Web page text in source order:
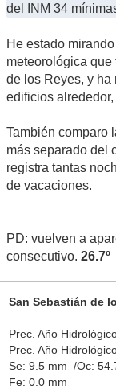
del INM 34
He estado
meteorológica
de los Reyes, y ha
edificios
También comparo
más separado del
registra tantas
de vacaciones.
PD: vuelven a
consecutivo. 26.7º
San Sebastián de
Prec. Año
Prec. Año
Se: 9.5 mm /Oc:
Fe: 0.0 mm